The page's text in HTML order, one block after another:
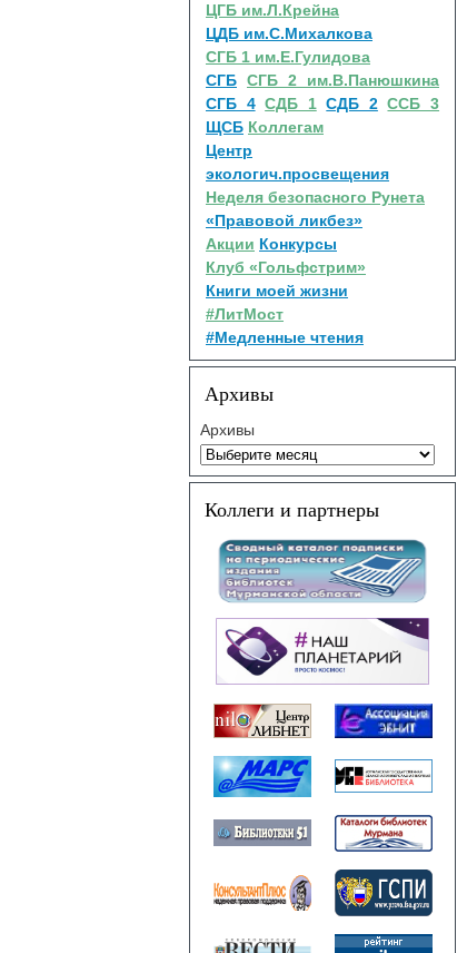
ЦГБ им.Л.Крейна
ЦДБ им.С.Михалкова
СГБ 1 им.Е.Гулидова
СГБ СГБ 2 им.В.Панюшкина
СГБ 4 СДБ 1 СДБ 2 ССБ 3
ЩСБ Коллегам
Центр
экологич.просвещения
Неделя безопасного Рунета
«Правовой ликбез»
Акции Конкурсы
Клуб «Гольфстрим»
Книги моей жизни
#ЛитМост
#Медленные чтения
Архивы
Архивы
Коллеги и партнеры